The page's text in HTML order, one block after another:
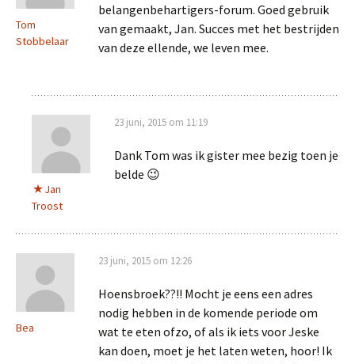
Tom
Stobbelaar
belangenbehartigers-forum. Goed gebruik
van gemaakt, Jan. Succes met het bestrijden
van deze ellende, we leven mee.
Jan
Troost
23 juni, 2015 om 11:19
Dank Tom was ik gister mee bezig toen je
belde 😉
Bea
23 juni, 2015 om 12:26
Hoensbroek??!! Mocht je eens een adres
nodig hebben in de komende periode om
wat te eten ofzo, of als ik iets voor Jeske
kan doen, moet je het laten weten, hoor! Ik